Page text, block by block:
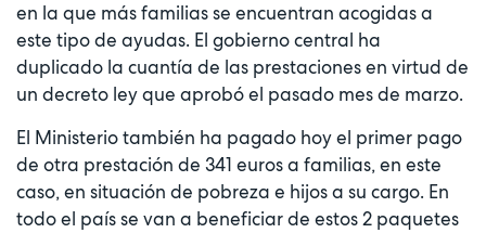
en la que más familias se encuentran acogidas a
este tipo de ayudas. El gobierno central ha
duplicado la cuantía de las prestaciones en virtud de
un decreto ley que aprobó el pasado mes de marzo.
El Ministerio también ha pagado hoy el primer pago
de otra prestación de 341 euros a familias, en este
caso, en situación de pobreza e hijos a su cargo. En
todo el país se van a beneficiar de estos 2 paquetes